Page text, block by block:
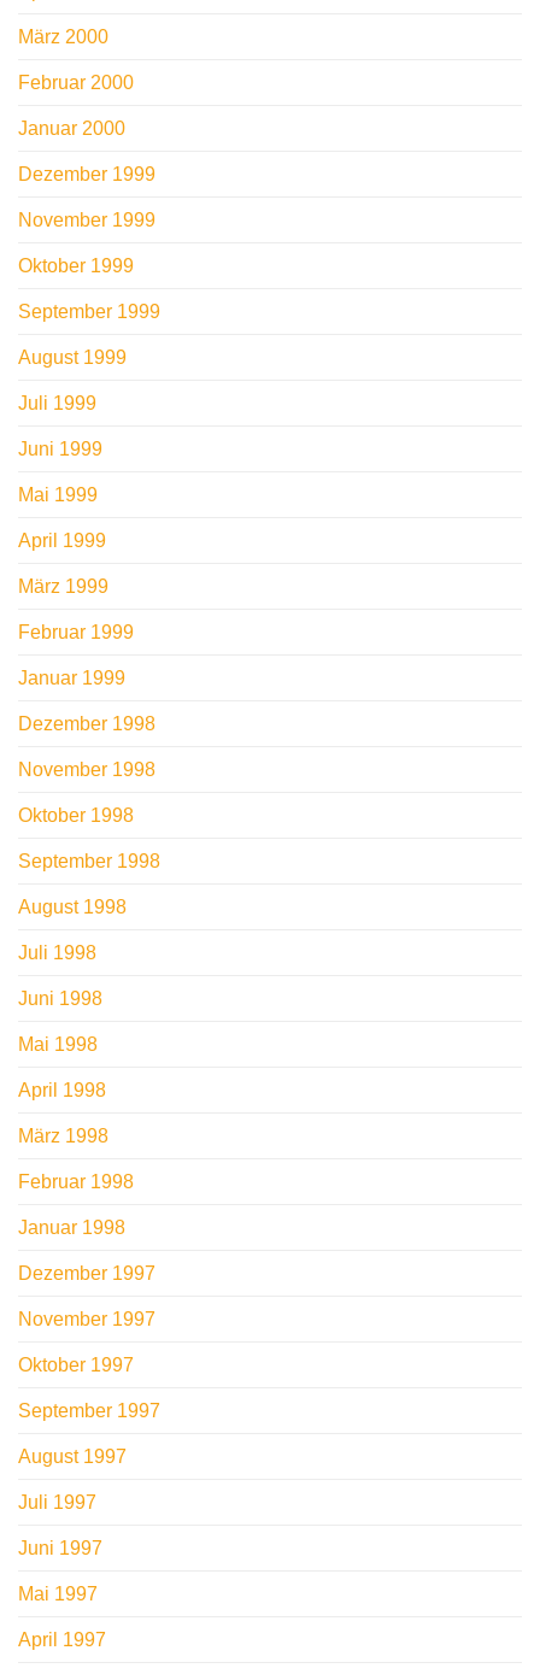
März 2000
Februar 2000
Januar 2000
Dezember 1999
November 1999
Oktober 1999
September 1999
August 1999
Juli 1999
Juni 1999
Mai 1999
April 1999
März 1999
Februar 1999
Januar 1999
Dezember 1998
November 1998
Oktober 1998
September 1998
August 1998
Juli 1998
Juni 1998
Mai 1998
April 1998
März 1998
Februar 1998
Januar 1998
Dezember 1997
November 1997
Oktober 1997
September 1997
August 1997
Juli 1997
Juni 1997
Mai 1997
April 1997